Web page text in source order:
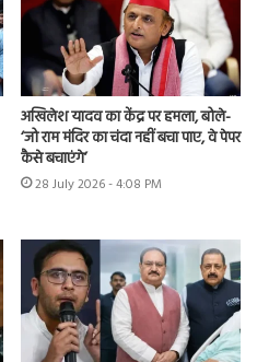
अखिलेश यादव का केंद्र पर हमला, बोले-
‘जो राम मंदिर का चंदा नहीं बचा पाए, वे पेपर
कैसे बचाएंगे’
28 July 2026 - 4:08 PM